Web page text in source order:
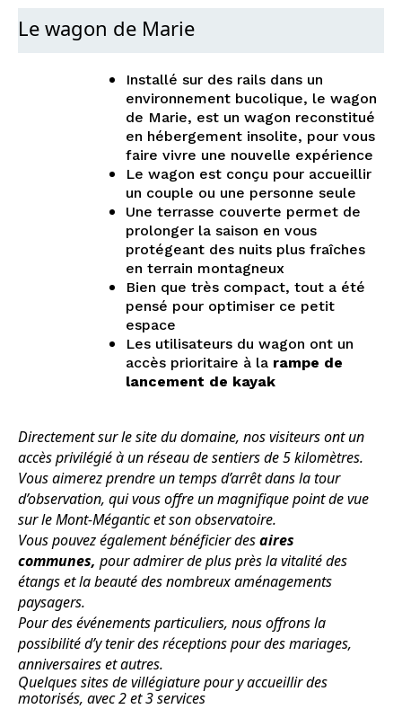
Le wagon de Marie
Installé sur des rails dans un
environnement bucolique, le wagon
de Marie, est un wagon reconstitué
en hébergement insolite, pour vous
faire vivre une nouvelle expérience
Le wagon est conçu pour accueillir
un couple ou une personne seule
Une terrasse couverte permet de
prolonger la saison en vous
protégeant des nuits plus fraîches
en terrain montagneux
Bien que très compact, tout a été
pensé pour optimiser ce petit
espace
Les utilisateurs du wagon ont un
accès prioritaire à la rampe de
lancement de kayak
Directement sur le site du domaine, nos visiteurs ont un
accès privilégié à un réseau de sentiers de 5 kilomètres.
Vous aimerez prendre un temps d’arrêt dans la tour
d’observation, qui vous offre un magnifique point de vue
sur le Mont-Mégantic et son observatoire.
Vous pouvez également bénéficier desaires
communes, pour admirer de plus près la vitalité des
étangs et la beauté des nombreux aménagements
paysagers.
Pour des événements particuliers, nous offrons la
possibilité d’y tenir des réceptions pour des mariages,
anniversaires et autres.
Quelques sites de villégiature pour y accueillir des
motorisés, avec 2 et 3 services